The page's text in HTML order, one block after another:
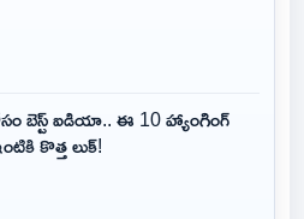
బెస్ట్ ఐడియా.. ఈ 10 హ్యాంగింగ్
కొత్త లుక్!